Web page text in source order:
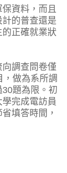
資料，而且
的普查還是
正確就業狀
調查問卷僅
，做為系所調
題為限。初
完成電訪員
填答時間，